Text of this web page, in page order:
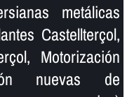
metálicas
Castellterçol,
Motorización
nuevas de